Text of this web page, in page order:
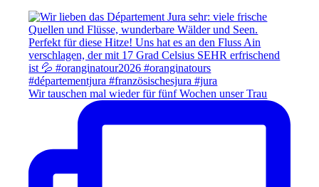
Wir tauschen mal wieder für fünf Wochen unser Trau